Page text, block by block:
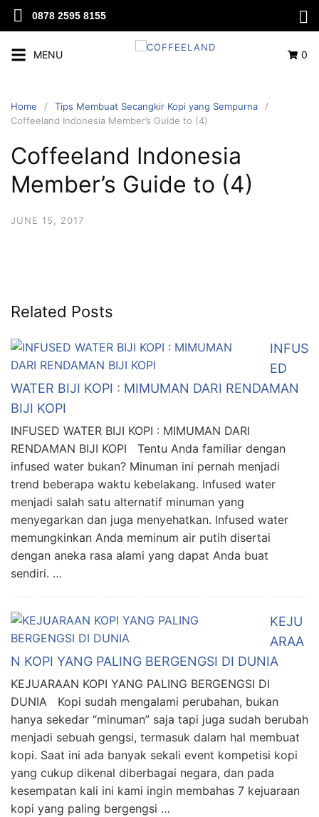
0878 2595 8155
MENU 0
Home
Tips Membuat Secangkir Kopi yang Sempurna
Coffeeland Indonesia Member’s Guide to (4)
Coffeeland Indonesia
Member’s Guide to (4)
JUNE 15, 2017
Related Posts
INFUS
ED
WATER BIJI KOPI : MIMUMAN DARI RENDAMAN
BIJI KOPI
INFUSED WATER BIJI KOPI : MIMUMAN DARI
RENDAMAN BIJI KOPI Tentu Anda familiar dengan
infused water bukan? Minuman ini pernah menjadi
trend beberapa waktu kebelakang. Infused water
menjadi salah satu alternatif minuman yang
menyegarkan dan juga menyehatkan. Infused water
memungkinkan Anda meminum air putih disertai
dengan aneka rasa alami yang dapat Anda buat
sendiri. …
KEJU
ARAA
N KOPI YANG PALING BERGENGSI DI DUNIA
KEJUARAAN KOPI YANG PALING BERGENGSI DI
DUNIA Kopi sudah mengalami perubahan, bukan
hanya sekedar “minuman” saja tapi juga sudah berubah
menjadi sebuah gengsi, termasuk dalam hal membuat
kopi. Saat ini ada banyak sekali event kompetisi kopi
yang cukup dikenal diberbagai negara, dan pada
kesempatan kali ini kami ingin membahas 7 kejuaraan
kopi yang paling bergengsi …